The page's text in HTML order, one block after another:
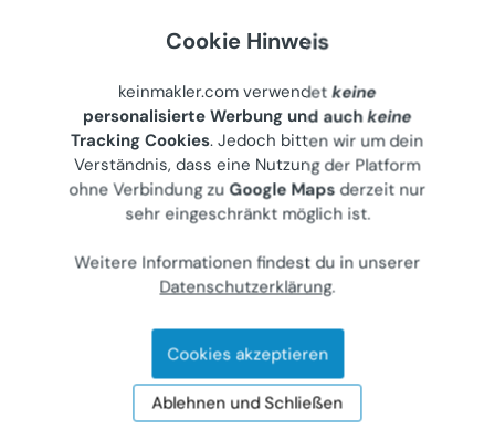
3 Zimmer
Zentral gelegene Wohnung mit Charme
8020 Graz, Rösselmühlgasse 18
Gewerblicher Anbieter
Letzte Aktualisierung: 26.07.2026
Cookie Hinweis
keinmakler.com verwendetkeine
personalisierte Werbung und auchkeine
Tracking Cookies. Jedoch bitten wir um dein
Verständnis, dass eine Nutzung der Platform
ohne Verbindung zuGoogle Maps derzeit nur
sehr eingeschränkt möglich ist.
Weitere Informationen findest du in unserer
Datenschutzerklärung.
Cookies akzeptieren
Ablehnen und Schließen